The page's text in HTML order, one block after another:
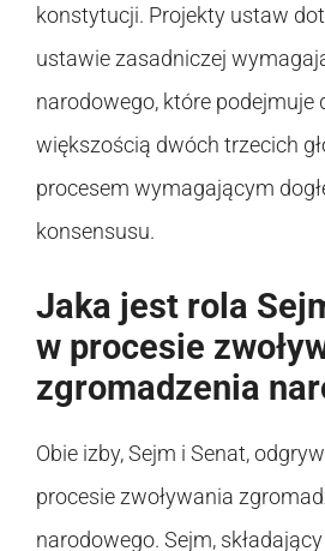
konstytucji. Projekty ustaw
ustawie zasadniczej
narodowego, które podejmuje
większością dwóch trzecich
procesem wymagającym
konsensusu.
Jaka jest rola
w procesie
zgromadzenia
Obie izby, Sejm i Senat,
procesie zwoływania
narodowego. Sejm,